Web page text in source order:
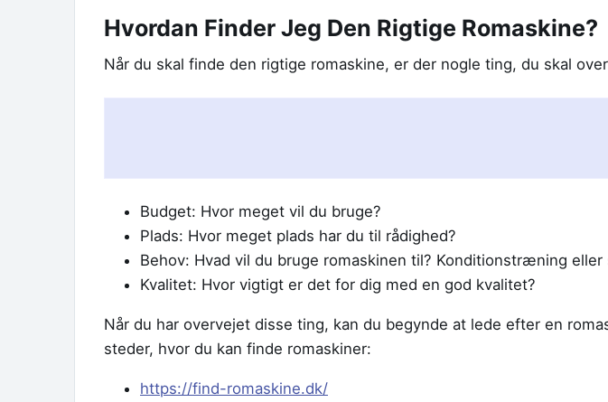
Hvordan Finder Jeg Den Rigtige Romaskine?
Når du skal finde den rigtige romaskine, er der nogle ting, du skal
Budget: Hvor meget vil du bruge?
Plads: Hvor meget plads har du til rådighed?
Behov: Hvad vil du bruge romaskinen til? Konditionstræning
Kvalitet: Hvor vigtigt er det for dig med en god kvalitet?
Når du har overvejet disse ting, kan du begynde at lede efter en
steder, hvor du kan finde romaskiner:
https://find-romaskine.dk/